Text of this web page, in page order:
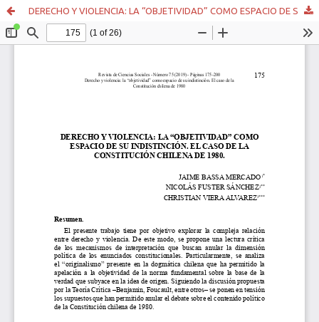
DERECHO Y VIOLENCIA: LA “OBJETIVIDAD” COMO ESPACIO DE SU INDISTINCIÓN. EL CASO DE LA CONSTITUCIÓN CHILENA DE 1980.